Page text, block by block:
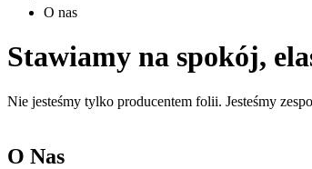
O nas
Stawiamy na spokój,
Nie jesteśmy tylko producentem folii. Jesteśmy
O Nas